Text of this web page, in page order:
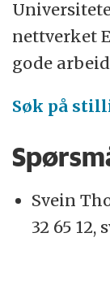
nettverket
gode
Søk på
Svein
32 65 12,